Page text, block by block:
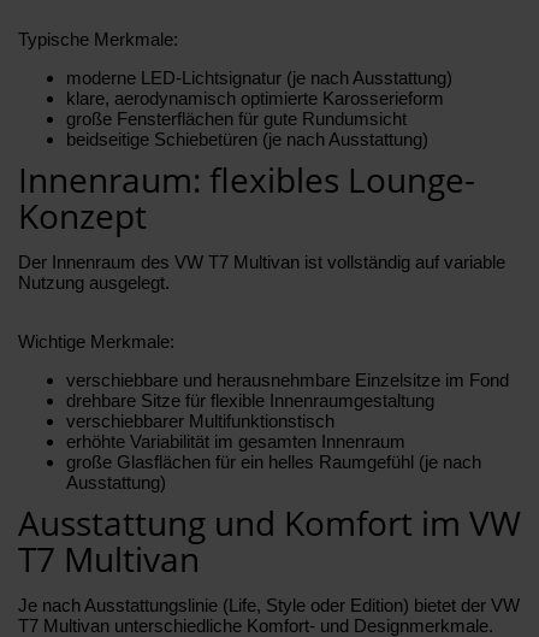
Typische Merkmale:
moderne LED-Lichtsignatur (je nach Ausstattung)
klare, aerodynamisch optimierte Karosserieform
große Fensterflächen für gute Rundumsicht
beidseitige Schiebetüren (je nach Ausstattung)
Innenraum: flexibles Lounge-
Konzept
Der Innenraum des VW T7 Multivan ist vollständig auf variable
Nutzung ausgelegt.
Wichtige Merkmale:
verschiebbare und herausnehmbare Einzelsitze im Fond
drehbare Sitze für flexible Innenraumgestaltung
verschiebbarer Multifunktionstisch
erhöhte Variabilität im gesamten Innenraum
große Glasflächen für ein helles Raumgefühl (je nach
Ausstattung)
Ausstattung und Komfort im VW
T7 Multivan
Je nach Ausstattungslinie (Life, Style oder Edition) bietet der VW
T7 Multivan unterschiedliche Komfort- und Designmerkmale.